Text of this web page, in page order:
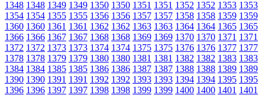
1348 1348 1349 1349 1350 1350 1351 1351 1352 1352 1353 1353
1354 1354 1355 1355 1356 1356 1357 1357 1358 1358 1359 1359
1360 1360 1361 1361 1362 1362 1363 1363 1364 1364 1365 1365
1366 1366 1367 1367 1368 1368 1369 1369 1370 1370 1371 1371
1372 1372 1373 1373 1374 1374 1375 1375 1376 1376 1377 1377
1378 1378 1379 1379 1380 1380 1381 1381 1382 1382 1383 1383
1384 1384 1385 1385 1386 1386 1387 1387 1388 1388 1389 1389
1390 1390 1391 1391 1392 1392 1393 1393 1394 1394 1395 1395
1396 1396 1397 1397 1398 1398 1399 1399 1400 1400 1401 1401